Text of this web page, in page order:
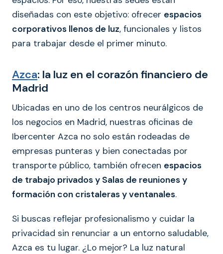
diseñadas con este objetivo: ofrecer espacios
corporativos llenos de luz, funcionales y listos
para trabajar desde el primer minuto.
Azca: la luz en el corazón financiero de
Madrid
Ubicadas en uno de los centros neurálgicos de
los negocios en Madrid, nuestras oficinas de
Ibercenter Azca no solo están rodeadas de
empresas punteras y bien conectadas por
transporte público, también ofrecen espacios
de trabajo privados y Salas de reuniones y
formación con cristaleras y ventanales.
Si buscas reflejar profesionalismo y cuidar la
privacidad sin renunciar a un entorno saludable,
Azca es tu lugar. ¿Lo mejor? La luz natural